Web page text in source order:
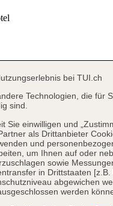
bei TUI.ch
Technologien, die für
sind.
Sie einwilligen und
als Drittanbieter
und
um Ihnen auf oder
sowie
in Drittstaaten
abgewichen
werden